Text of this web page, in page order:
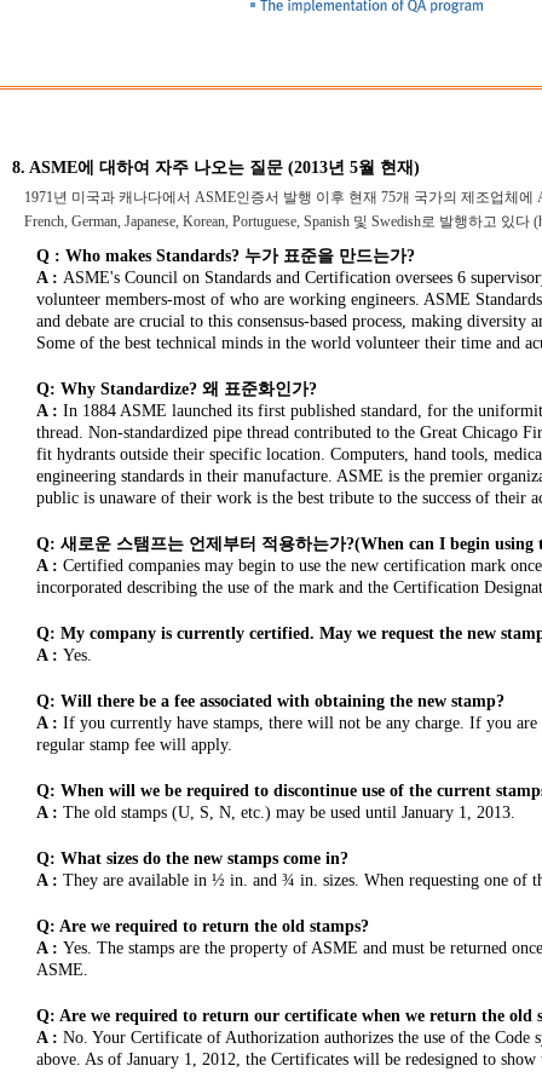
8. ASME에 대하여 자주 나오는 질문 (2013년 5월 현재)
1971년 미국과 캐나다에서 ASME인증서 발행 이후 현재 75개 국가의 제조업체
French, German, Japanese, Korean, Portuguese, Spanish 및 Swedish로 발행하고 있다
Q : Who makes Standards? 누가 표준을 만드는가?
A : ASME's Council on Standards and Certification oversees 6
volunteer members-most of who are working engineers. ASME
and debate are crucial to this consensus-based process, making
Some of the best technical minds in the world volunteer their time and
Q: Why Standardize? 왜 표준화인가?
A : In 1884 ASME launched its first published standard, for the
thread. Non-standardized pipe thread contributed to the Great Chicago
fit hydrants outside their specific location. Computers, hand tools,
engineering standards in their manufacture. ASME is the premier
public is unaware of their work is the best tribute to the success of
Q: 새로운 스탬프는 언제부터 적용하는가?(When can I begin using
A : Certified companies may begin to use the new certification mark
incorporated describing the use of the mark and the Certification
Q: My company is currently certified. May we request the new
A : Yes.
Q: Will there be a fee associated with obtaining the new stamp?
A : If you currently have stamps, there will not be any charge. If you
regular stamp fee will apply.
Q: When will we be required to discontinue use of the current
A : The old stamps (U, S, N, etc.) may be used until January 1, 2013.
Q: What sizes do the new stamps come in?
A : They are available in ½ in. and ¾ in. sizes. When requesting one of
Q: Are we required to return the old stamps?
A : Yes. The stamps are the property of ASME and must be returned
ASME.
Q: Are we required to return our certificate when we return the old
A : No. Your Certificate of Authorization authorizes the use of the Code
above. As of January 1, 2012, the Certificates will be redesigned to